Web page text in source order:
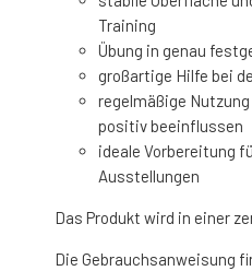
Training
Übung in genau
großartige Hilfe bei
regelmäßige
positiv beeinflussen
ideale Vorbereitung
Ausstellungen
Das Produkt wird in einer
Die Gebrauchsanweisung